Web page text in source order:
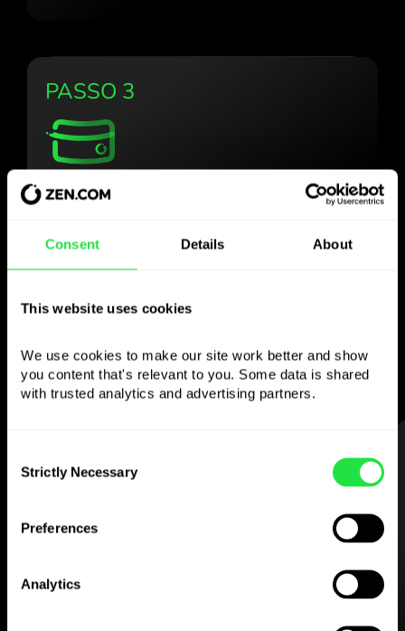
Consent Details About
This website uses cookies
We use cookies to make our site work better and show
you content that's relevant to you. Some data is shared
with trusted analytics and advertising partners.
Selection
Strictly Necessary
Preferences
Analytics
PASSO 3
Use a moeda
escolhida
como quiser
levante em multibancos sem
comissão, pague com o cartão multi-
moeda
— simples e sem stress.